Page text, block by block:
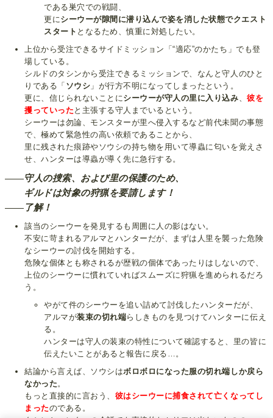
である巣穴での戦闘、
更に シーウーが隙間に潜り込んで姿を消した状態でクエスト
スタート となるため、慎重に対処したい。
上位から受注できるサイドミッション「“適応”のかたち」でも登
場している。
シルドのタシンから受注できるミッションで、なんと守人のひと
りである「 ソウシ 」が行方不明になってしまったという。
更に、信じられないことに シーウーが守人の里に入り込み 、彼を
攫っていった と主張する守人までいるという。
シーウーは勿論、モンスターが里へ侵入するなど前代未聞の事態
で、極めて緊急性の高い依頼であることから、
里に残された痕跡やソウシの持ち物を用いて導蟲に匂いを覚えさ
せ、ハンターは導蟲が導く先に急行する。
守人の捜索、および里の保護のため、
ギルドは対象の狩猟を要請します！
了解！
該当のシーウーを発見するも周囲に人の影はない。
不安に苛まれるアルマとハンターだが、まずは人里を襲った危険
なシーウーの討伐を開始する。
危険な個体とも称されるが歴戦の個体であったりはしないので、
上位のシーウーに慣れていればスムーズに狩猟を進められるだろ
う。
やがて件のシーウーを追い詰めて討伐したハンターだが、
アルマが装束の切れ端らしきものを見つけてハンターに伝え
る。
ハンターは守人の装束の特性について確認すると、里の皆に
伝えたいことがあると報告に戻る…。
結論から言えば、ソウシはボロボロになった服の切れ端しか戻ら
なかった。
もっと直接的に言おう、 彼はシーウーに捕食されて亡くなってし
まったのである。